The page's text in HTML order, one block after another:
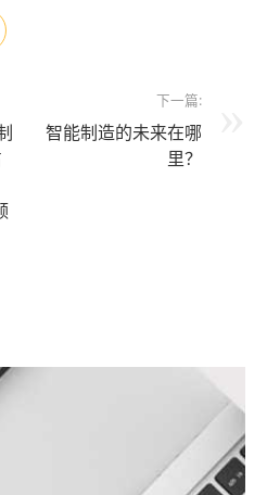
下一篇:
智能制造的未来在哪
里？